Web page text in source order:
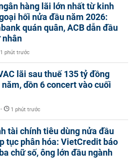
hàng lãi lớn nhất từ kinh
hối nửa đầu năm 2026:
quán quân, ACB dẫn đầu
nhân
1 phút trước
lãi sau thuế 135 tỷ đồng
dồn 6 concert vào cuối
- 1 phút trước
tài chính tiêu dùng nửa đầu
tục phân hóa: VietCredit báo
chữ số, ông lớn đầu ngành